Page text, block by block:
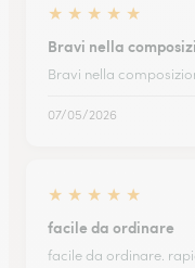
★ ★ ★ ★ ★
Bravi nella
Bravi nella
07/05/2026
★ ★ ★ ★ ★
facile da ordinare
facile da ordinare.